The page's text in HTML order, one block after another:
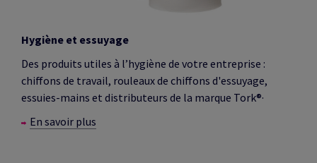
Hygiène et essuyage
Des produits utiles à l’hygiène de votre entreprise :
chiffons de travail, rouleaux de chiffons d'essuyage,
essuies-mains et distributeurs de la marque Tork®.
En savoir plus